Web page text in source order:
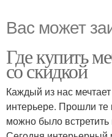
Вас может
Где купить
со скидкой
Каждый из нас
интерьере. Прошли те
можно было